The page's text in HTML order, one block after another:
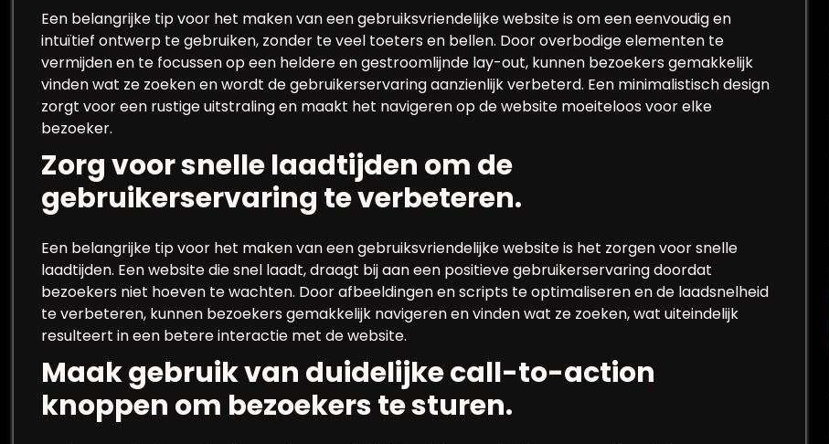
Een belangrijke tip voor het maken van een gebruiksvriendelijke website is om een eenvoudig en
intuïtief ontwerp te gebruiken, zonder te veel toeters en bellen. Door overbodige elementen te
vermijden en te focussen op een heldere en gestroomlijnde lay-out, kunnen bezoekers gemakkelijk
vinden wat ze zoeken en wordt de gebruikerservaring aanzienlijk verbeterd. Een minimalistisch design
zorgt voor een rustige uitstraling en maakt het navigeren op de website moeiteloos voor elke
bezoeker.
Zorg voor snelle laadtijden om de
gebruikerservaring te verbeteren.
Een belangrijke tip voor het maken van een gebruiksvriendelijke website is het zorgen voor snelle
laadtijden. Een website die snel laadt, draagt bij aan een positieve gebruikerservaring doordat
bezoekers niet hoeven te wachten. Door afbeeldingen en scripts te optimaliseren en de laadsnelheid
te verbeteren, kunnen bezoekers gemakkelijk navigeren en vinden wat ze zoeken, wat uiteindelijk
resulteert in een betere interactie met de website.
Maak gebruik van duidelijke call-to-action
knoppen om bezoekers te sturen.